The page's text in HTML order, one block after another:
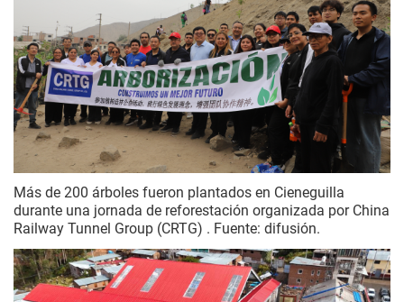
Más de 200 árboles fueron plantados en Cieneguilla
durante una jornada de reforestación organizada por China
Railway Tunnel Group (CRTG) . Fuente: difusión.